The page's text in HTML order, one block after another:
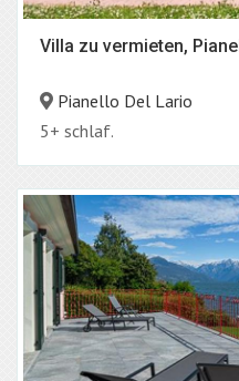
Villa zu vermieten,
Pianello Del Lario
5+ schlaf.